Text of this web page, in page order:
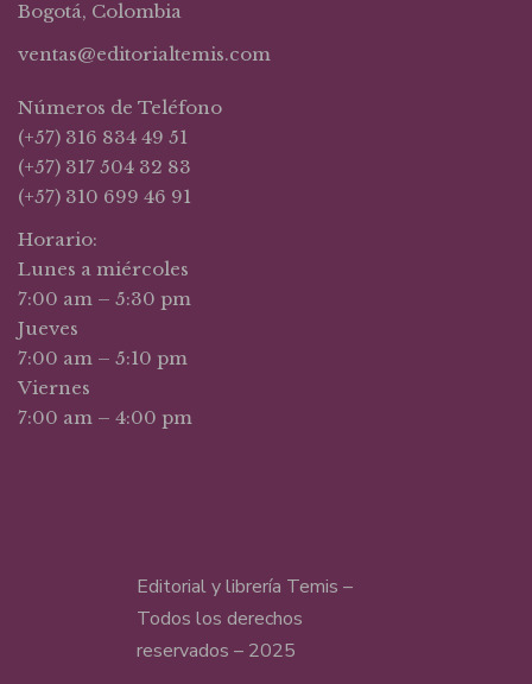
Bogotá, Colombia
ventas@editorialtemis.com
Números de Teléfono
(+57) 316 834 49 51
(+57) 317 504 32 83
(+57) 310 699 46 91
Horario:
Lunes a miércoles
7:00 am – 5:30 pm
Jueves
7:00 am – 5:10 pm
Viernes
7:00 am – 4:00 pm
Editorial y librería Temis –
Todos los derechos
reservados – 2025